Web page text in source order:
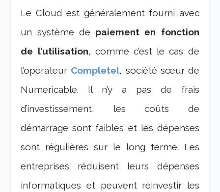
Le Cloud est généralement fourni avec
un système de paiement en fonction
de l’utilisation, comme c’est le cas de
l’opérateur Completel, société sœur de
Numericable. Il n’y a pas de frais
d’investissement, les coûts de
démarrage sont faibles et les dépenses
sont régulières sur le long terme. Les
entreprises réduisent leurs dépenses
informatiques et peuvent réinvestir les